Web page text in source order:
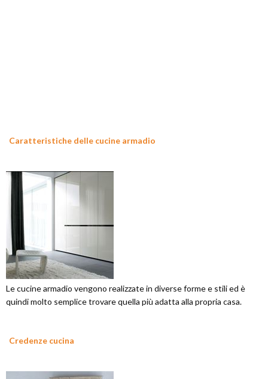
Caratteristiche delle cucine armadio
Le cucine armadio vengono realizzate in diverse forme e stili ed è
quindi molto semplice trovare quella più adatta alla propria casa.
Credenze cucina